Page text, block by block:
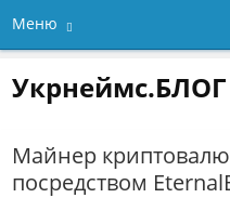
Меню
Укрнеймс.БЛОГ
Майнер
посредством